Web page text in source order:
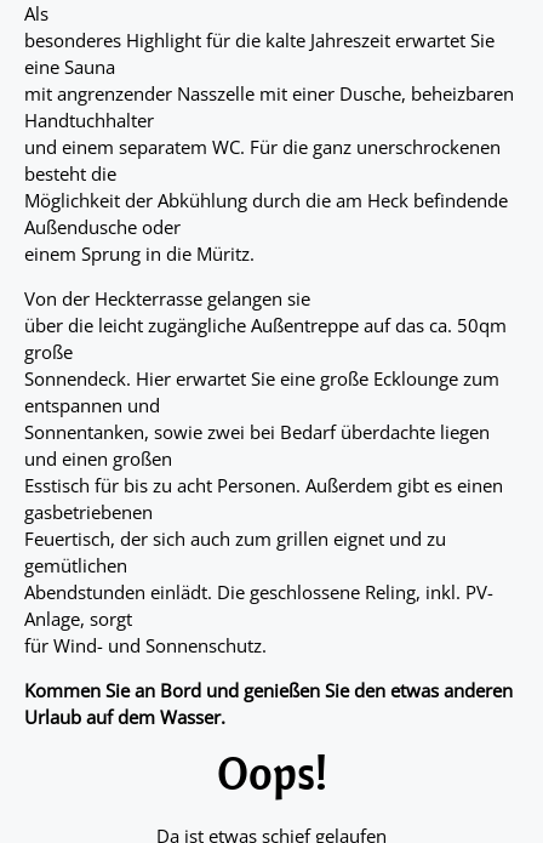
Als
besonderes Highlight für die kalte Jahreszeit erwartet Sie
eine Sauna
mit angrenzender Nasszelle mit einer Dusche, beheizbaren
Handtuchhalter
und einem separatem WC. Für die ganz unerschrockenen
besteht die
Möglichkeit der Abkühlung durch die am Heck befindende
Außendusche oder
einem Sprung in die Müritz.
Von der Heckterrasse gelangen sie
über die leicht zugängliche Außentreppe auf das ca. 50qm
große
Sonnendeck. Hier erwartet Sie eine große Ecklounge zum
entspannen und
Sonnentanken, sowie zwei bei Bedarf überdachte liegen
und einen großen
Esstisch für bis zu acht Personen. Außerdem gibt es einen
gasbetriebenen
Feuertisch, der sich auch zum grillen eignet und zu
gemütlichen
Abendstunden einlädt. Die geschlossene Reling, inkl. PV-
Anlage, sorgt
für Wind- und Sonnenschutz.
Kommen Sie an Bord und genießen Sie den etwas anderen
Urlaub auf dem Wasser.
Oops!
Da ist etwas schief gelaufen